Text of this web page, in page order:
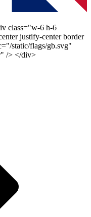
class="w-6 h-6
justify-center border
static/flags/gb.svg"
/> </div>